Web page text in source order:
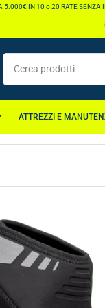
IN 10 o 20 RATE SENZA
Cerca
prodotti
ATTREZZI E